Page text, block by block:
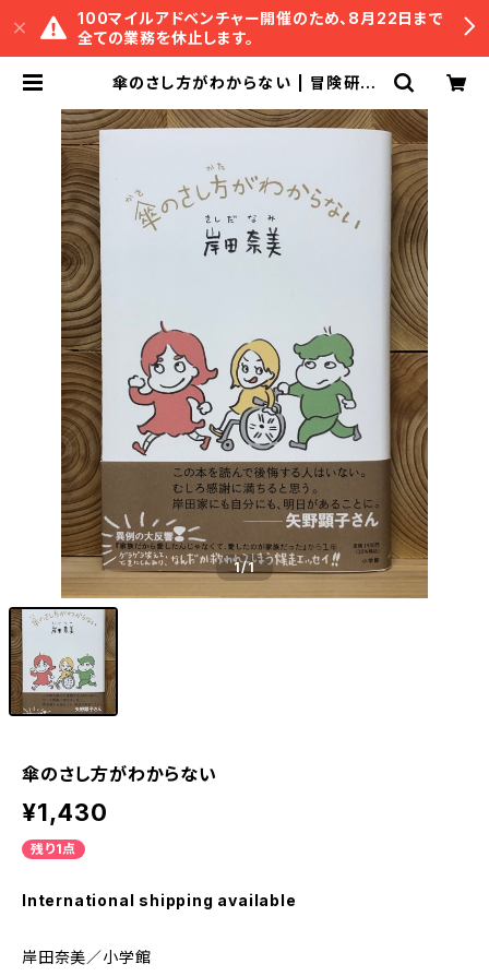
100マイルアドベンチャー開催のため、8月22日まで
全ての業務を休止します。
傘のさし方がわからない | 冒険研究
1/1
傘のさし方がわからない
¥1,430
残り1点
International shipping available
岸田奈美／小学館